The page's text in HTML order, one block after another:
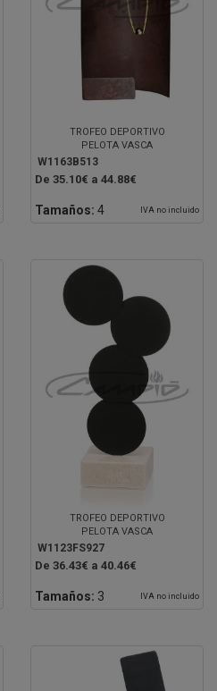
TROFEO DEPORTIVO
PELOTA VASCA
W1163B513
De 35.10€ a 44.88€
Tamaños: 4 IVA no incluido
TROFEO DEPORTIVO
PELOTA VASCA
W1123FS927
De 36.43€ a 40.46€
Tamaños: 3 IVA no incluido